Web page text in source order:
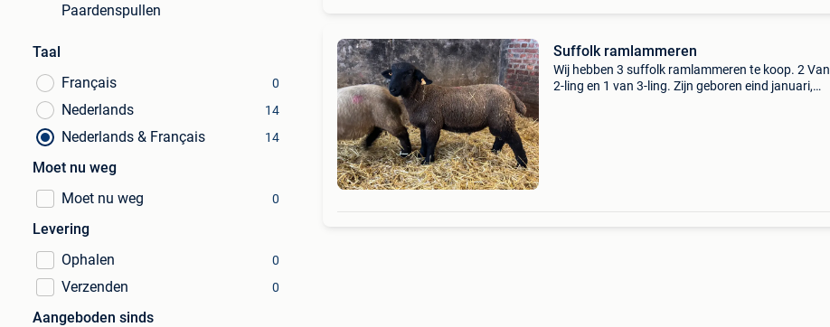
Paardenspullen
Taal
Français
0
Nederlands 14
Nederlands & Français 14
Moet nu weg
Moet nu weg
0
Levering
Ophalen
0
Verzenden 0
Aangeboden sinds
Suffolk ramlammeren
Wij hebben 3 suffolk ramlammeren te koop. 2 Van
2-ling en 1 van 3-ling. Zijn geboren eind januari,